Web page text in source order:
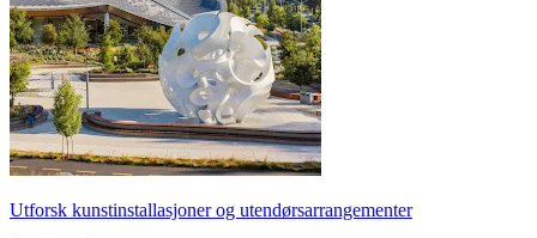
Utforsk kunstinstallasjoner og utendørsarrangementer